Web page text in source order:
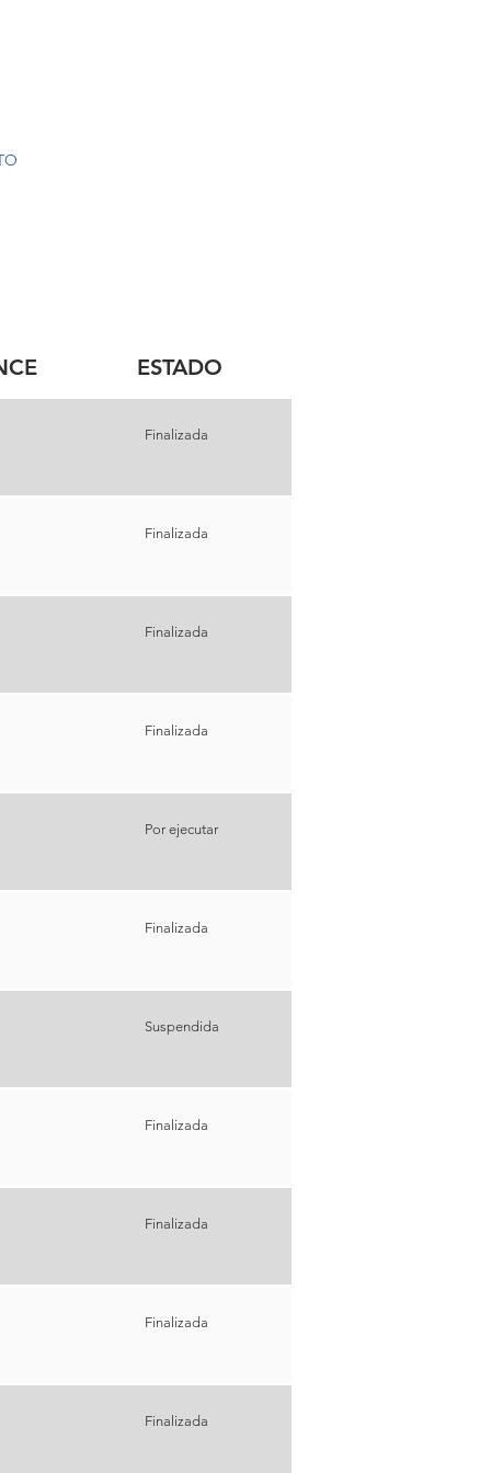
ESTADO
Finalizada
Finalizada
Finalizada
Finalizada
Por ejecutar
Finalizada
Suspendida
Finalizada
Finalizada
Finalizada
Finalizada